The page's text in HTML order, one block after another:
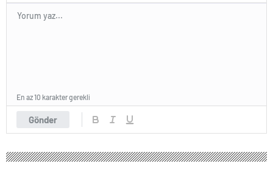
Gönder
En az 10 karakter gerekli